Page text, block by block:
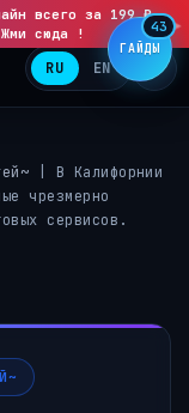
всего за 199 ₽
сюда !
RU EN
В Калифорнии
чрезмерно
сервисов.
ГАЙДЫ
43